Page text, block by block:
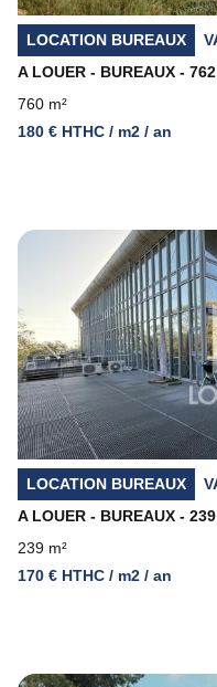
LOCATION BUREAUX
A LOUER - BUREAUX -
760 m²
180 € HTHC / m2 / an
Previous
LOCATION BUREAUX
A LOUER - BUREAUX -
239 m²
170 € HTHC / m2 / an